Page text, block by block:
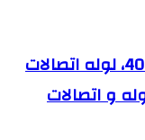
فروش انواع لوله اتصالات رده 40، لوله اتصالات
و اتصالات